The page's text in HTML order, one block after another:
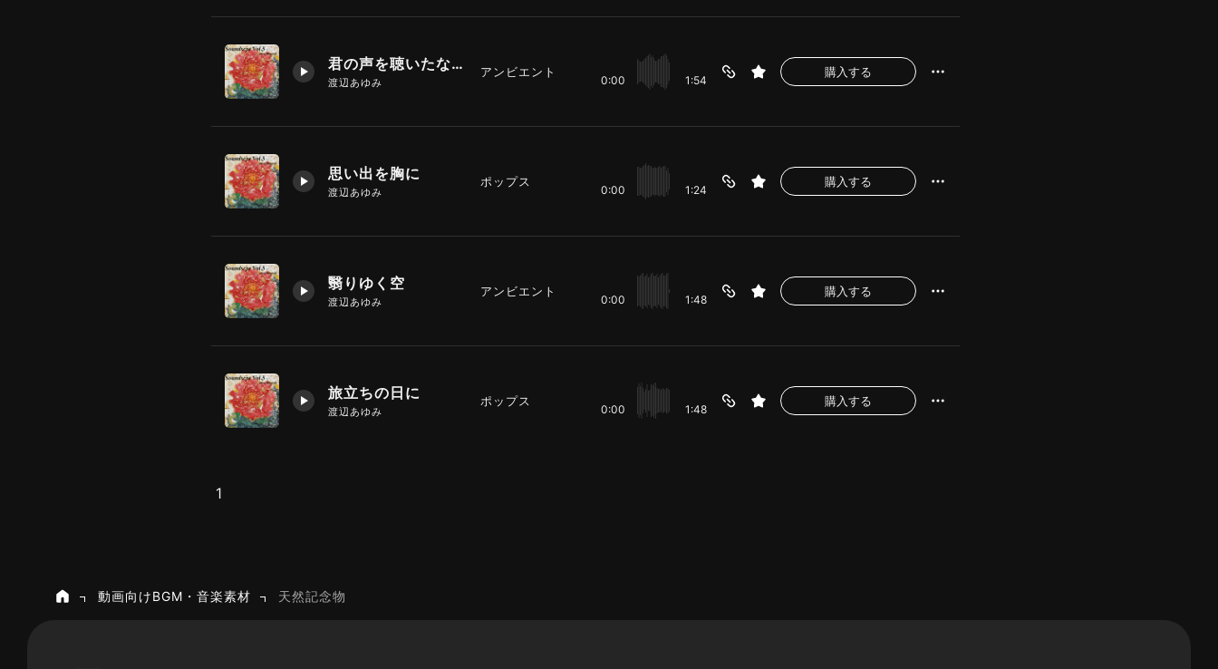
君の声を聴いたなら
渡辺あゆみ
アンビエント
0:00 1:54
購入する
思い出を胸に
渡辺あゆみ
ポップス
0:00 1:24
購入する
翳りゆく空
渡辺あゆみ
アンビエント
0:00 1:48
購入する
旅立ちの日に
渡辺あゆみ
ポップス
0:00 1:48
購入する
1
ホーム動画向けBGM・音楽素材 天然記念物